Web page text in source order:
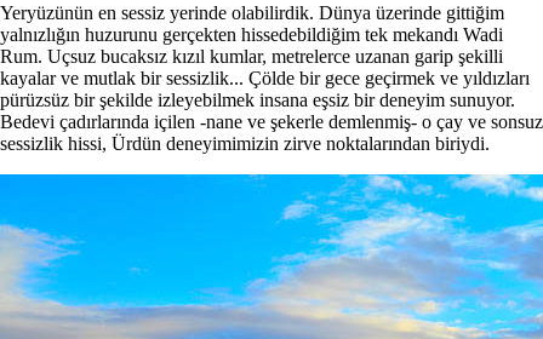
Yeryüzünün en sessiz yerinde olabilirdik. Dünya üzerinde gittiğim
yalnızlığın huzurunu gerçekten hissedebildiğim tek mekandı Wadi
Rum. Uçsuz bucaksız kızıl kumlar, metrelerce uzanan garip şekilli
kayalar ve mutlak bir sessizlik... Çölde bir gece geçirmek ve yıldızları
pürüzsüz bir şekilde izleyebilmek insana eşsiz bir deneyim sunuyor.
Bedevi çadırlarında içilen -nane ve şekerle demlenmiş- o çay ve sonsuz
sessizlik hissi, Ürdün deneyimimizin zirve noktalarından biriydi.